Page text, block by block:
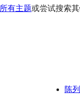
所有主题或尝试搜索其
陈